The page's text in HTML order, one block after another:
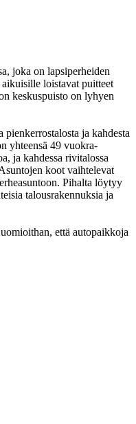
joka on lapsiperheiden
loistavat puitteet
keskuspuisto on lyhyen
ja kahdesta
yhteensä 49 vuokra-
ja kahdessa rivitalossa
koot vaihtelevat
Pihalta löytyy
talousrakennuksia ja
että autopaikkoja